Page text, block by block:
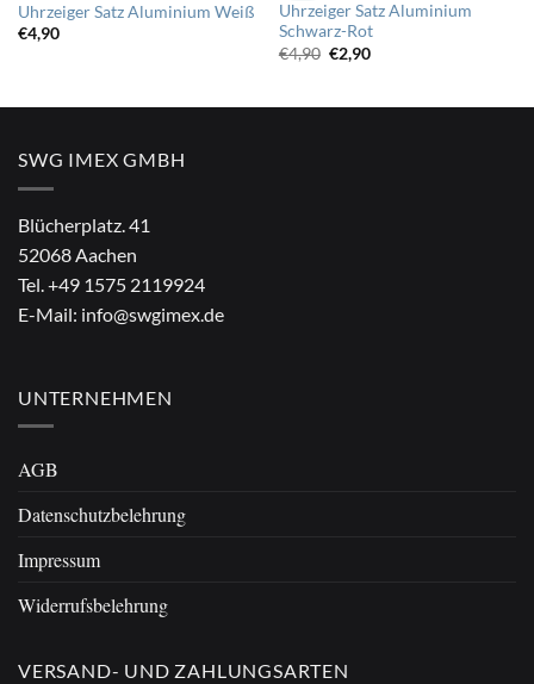
die
Uhrzeiger Satz Aluminium Weiß
€4,90
die
Uhrzeiger Satz Aluminium
Schwarz-Rot
€4,90 Ursprünglicher
Preis
€2,90Aktueller
SWG IMEX GMBH
Blücherplatz. 41
52068 Aachen
Tel.+49 1575 2119924
E-Mail: info@swgimex.de
UNTERNEHMEN
AGB
Datenschutzbelehrung
Impressum
Widerrufsbelehrung
VERSAND- UND ZAHLUNGSARTEN